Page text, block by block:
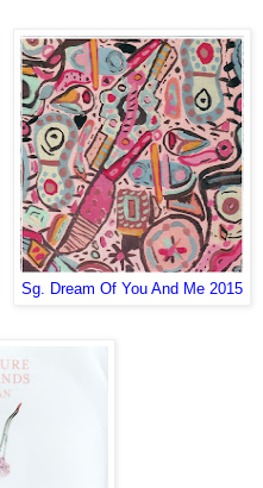
Sg. Dream Of You And Me 2015